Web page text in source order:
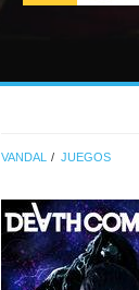
VANDAL JUEGOS